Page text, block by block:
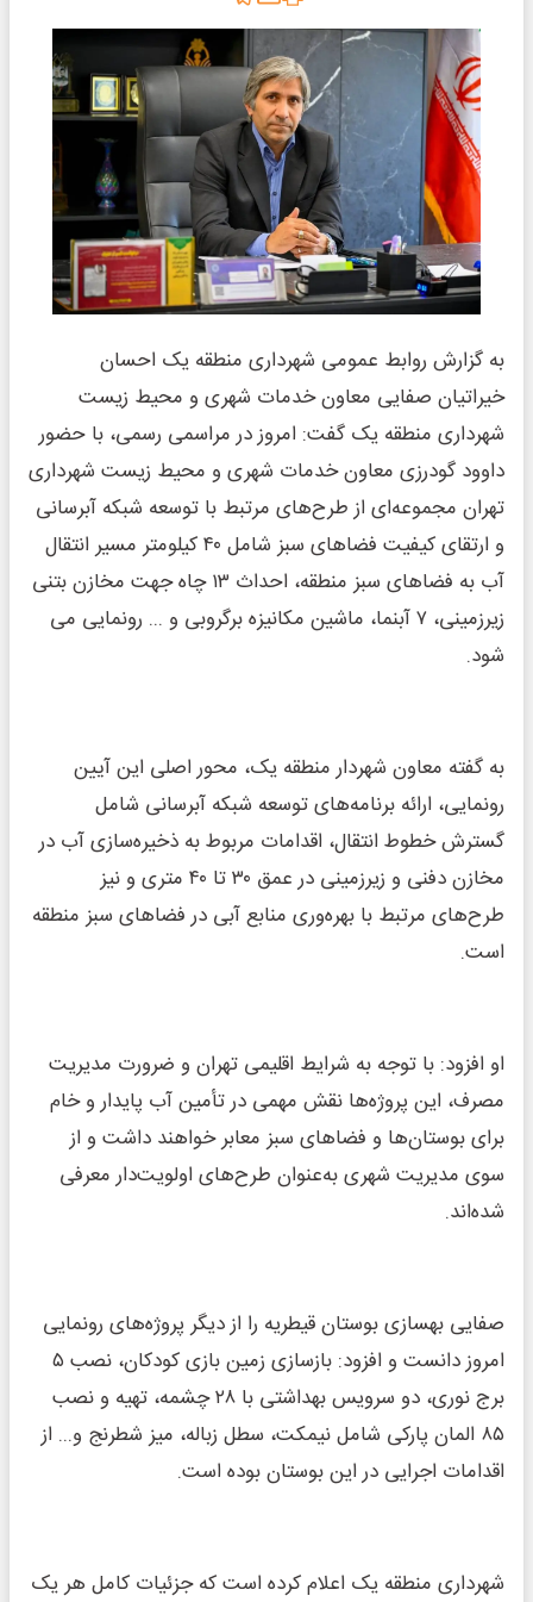
به گزارش روابط عمومی شهرداری منطقه یک احسان
خیراتیان صفایی معاون خدمات شهری و محیط زیست
شهرداری منطقه یک گفت: امروز در مراسمی رسمی، با حضور
داوود گودرزی معاون خدمات شهری و محیط زیست شهرداری
تهران مجموعه‌ای از طرح‌های مرتبط با توسعه شبکه آبرسانی
و ارتقای کیفیت فضاهای سبز شامل ۴۰ کیلومتر مسیر انتقال
آب به فضاهای سبز منطقه، احداث ۱۳ چاه جهت مخازن بتنی
زیرزمینی، ۷ آبنما، ماشین مکانیزه برگروبی و ... رونمایی می
شود.
به گفته معاون شهردار منطقه یک، محور اصلی این آیین
رونمایی، ارائه برنامه‌های توسعه شبکه آبرسانی شامل
گسترش خطوط انتقال، اقدامات مربوط به ذخیره‌سازی آب در
مخازن دفنی و زیرزمینی در عمق ۳۰ تا ۴۰ متری و نیز
طرح‌های مرتبط با بهره‌وری منابع آبی در فضاهای سبز منطقه
است.
او افزود: با توجه به شرایط اقلیمی تهران و ضرورت مدیریت
مصرف، این پروژه‌ها نقش مهمی در تأمین آب پایدار و خام
برای بوستان‌ها و فضاهای سبز معابر خواهند داشت و از
سوی مدیریت شهری به‌عنوان طرح‌های اولویت‌دار معرفی
شده‌اند.
صفایی بهسازی بوستان قیطریه را از دیگر پروژه‌های رونمایی
امروز دانست و افزود: بازسازی زمین بازی کودکان، نصب ۵
برج نوری، دو سرویس بهداشتی با ۲۸ چشمه، تهیه و نصب
۸۵ المان پارکی شامل نیمکت، سطل زباله، میز شطرنج و... از
اقدامات اجرایی در این بوستان بوده است.
شهرداری منطقه یک اعلام کرده است که جزئیات کامل هر یک